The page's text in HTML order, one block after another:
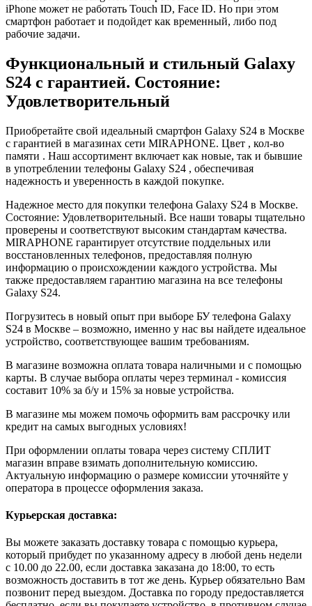
iPhone может не работать Touch ID, Face ID. Но при этом
смартфон работает и подойдет как временный, либо под
рабочие задачи.
Функциональный и стильный Galaxy
S24 с гарантией. Состояние:
Удовлетворительный
Приобретайте свой идеальный смартфон Galaxy S24 в Москве
с гарантией в магазинах сети MIRAPHONE. Цвет , кол-во
памяти . Наш ассортимент включает как новые, так и бывшие
в употреблении телефоны Galaxy S24 , обеспечивая
надежность и уверенность в каждой покупке.
Надежное место для покупки телефона Galaxy S24 в Москве.
Состояние: Удовлетворительный. Все наши товары тщательно
проверены и соответствуют высоким стандартам качества.
MIRAPHONE гарантирует отсутствие поддельных или
восстановленных телефонов, предоставляя полную
информацию о происхождении каждого устройства. Мы
также предоставляем гарантию магазина на все телефоны
Galaxy S24.
Погрузитесь в новый опыт при выборе БУ телефона Galaxy
S24 в Москве – возможно, именно у нас вы найдете идеальное
устройство, соответствующее вашим требованиям.
В магазине возможна оплата товара наличными и с помощью
карты. В случае выбора оплаты через терминал - комиссия
составит 10% за б/у и 15% за новые устройства.
В магазине мы можем помочь оформить вам рассрочку или
кредит на самых выгодных условиях!
При оформлении оплаты товара через систему СПЛИТ
магазин вправе взимать дополнительную комиссию.
Актуальную информацию о размере комиссии уточняйте у
оператора в процессе оформления заказа.
Курьерская доставка:
Вы можете заказать доставку товара с помощью курьера,
который прибудет по указанному адресу в любой день недели
с 10.00 до 22.00, если доставка заказана до 18:00, то есть
возможность доставить в тот же день. Курьер обязательно Вам
позвонит перед выездом. Доставка по городу предоставляется